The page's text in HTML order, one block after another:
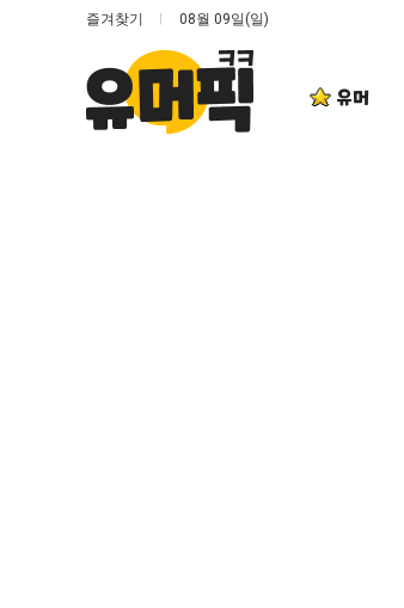
즐겨찾기 08월 09일(일)
유머